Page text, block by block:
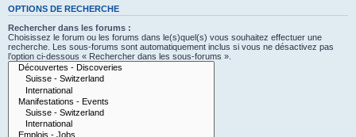
OPTIONS DE RECHERCHE
Rechercher dans les forums :
Choisissez le forum ou les forums dans le(s)quel(s) vous souhaitez effectuer une
recherche. Les sous-forums sont automatiquement inclus si vous ne désactivez pas
l’option ci-dessous « Rechercher dans les sous-forums ».